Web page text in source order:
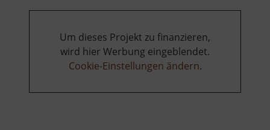
Um dieses Projekt zu finanzieren,
wird hier Werbung eingeblendet.
Cookie-Einstellungen ändern.